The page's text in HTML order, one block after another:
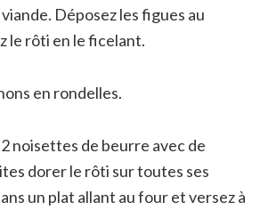
Déposez les figues au
le rôti en le ficelant.
en rondelles.
noisettes de beurre avec de
dorer le rôti sur toutes ses
un plat allant au four et versez à